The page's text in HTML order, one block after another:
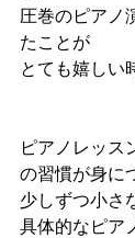
圧巻のピアノ
たことが
とても嬉しい
ピアノレッス
の習慣が身に
少しずつ小さ
具体的なピア